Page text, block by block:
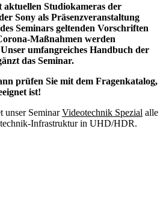
aktuellen Studiokameras der
Sony als Präsenzveranstaltung
Seminars geltenden Vorschriften
Maßnahmen werden
umfangreiches Handbuch der
das Seminar.
prüfen Sie mit dem Fragenkatalog,
ist!
unser SeminarVideotechnik Spezial alle
Infrastruktur in UHD/HDR.